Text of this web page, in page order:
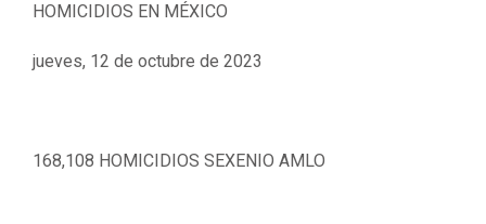
HOMICIDIOS EN MÉXICO
jueves, 12 de octubre de 2023
168,108 HOMICIDIOS SEXENIO AMLO